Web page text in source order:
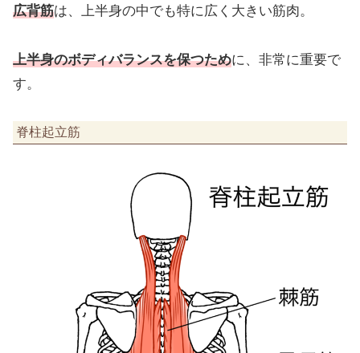
広背筋は、上半身の中でも特に広く大きい筋肉。
上半身のボディバランスを保つために、非常に重要で
す。
脊柱起立筋